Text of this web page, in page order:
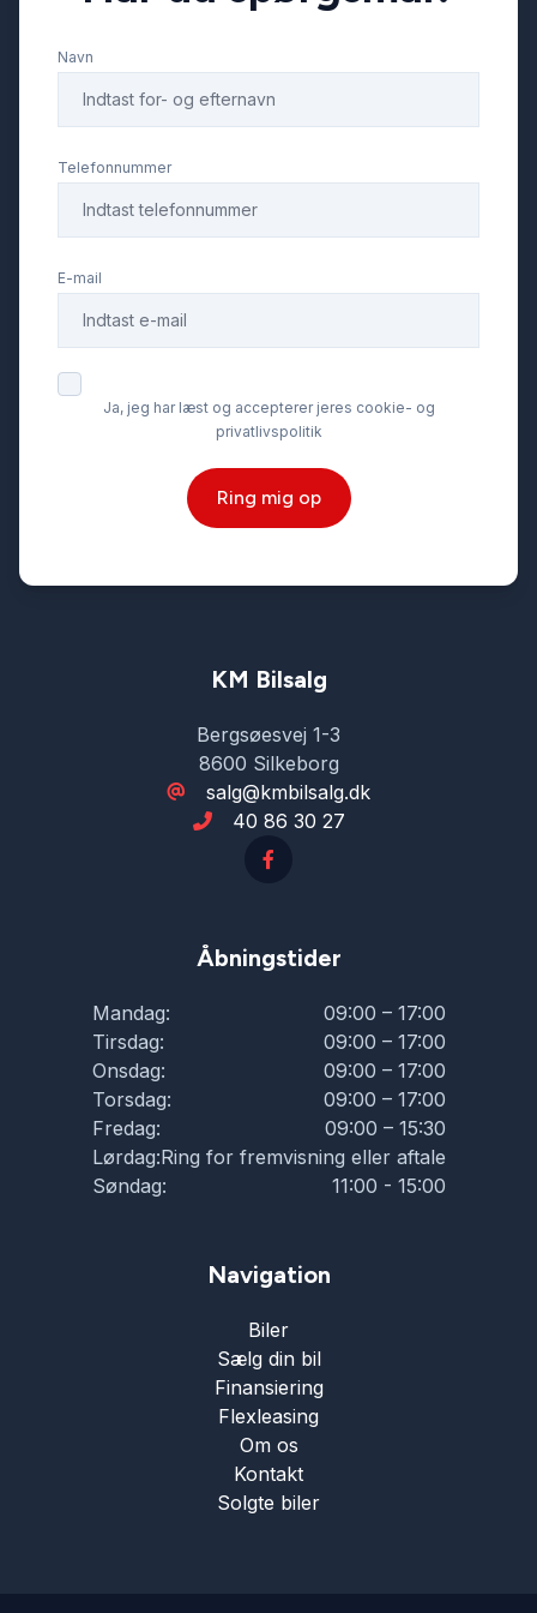
LED kørelys
multifunktionsrat
musikstreaming via Bluetooth
parkeringssensor (bag)
udvendig temperaturmåler
Navn
Telefonnummer
E-mail
Ja, jeg har læst og accepterer jeres cookie- og
privatlivspolitik
Ring mig op
KM Bilsalg
Bergsøesvej 1-3
8600 Silkeborg
salg@kmbilsalg.dk
40 86 30 27
Åbningstider
Mandag:
09:00 – 17:00
Tirsdag:
09:00 – 17:00
Onsdag:
09:00 – 17:00
Torsdag:
09:00 – 17:00
Fredag:
09:00 – 15:30
Lørdag:Ring for fremvisning eller aftale
Søndag:
11:00 - 15:00
Navigation
Biler
Sælg din bil
Finansiering
Flexleasing
Om os
Kontakt
Solgte biler